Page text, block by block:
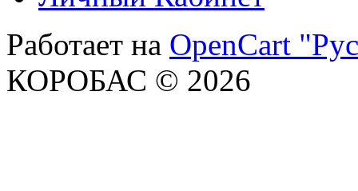
Работает на OpenCart
КОРОБАС © 2026